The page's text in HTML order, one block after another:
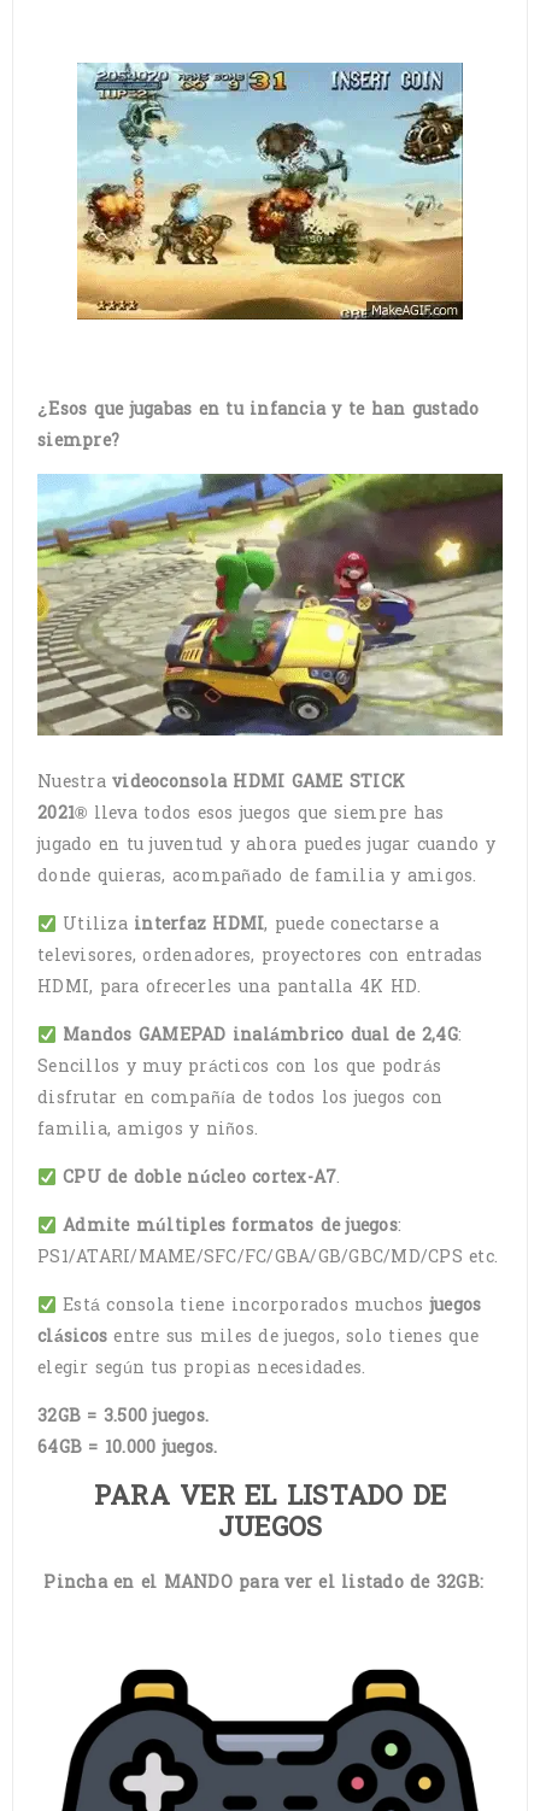
¿Esos que jugabas en tu infancia y te han gustado
siempre?
Nuestra videoconsola HDMI GAME STICK
2021® lleva todos esos juegos que siempre has
jugado en tu juventud y ahora puedes jugar cuando y
donde quieras, acompañado de familia y amigos.
Utiliza interfaz HDMI, puede conectarse a
televisores, ordenadores, proyectores con entradas
HDMI, para ofrecerles una pantalla 4K HD.
Mandos GAMEPAD inalámbrico dual de 2,4G:
Sencillos y muy prácticos con los que podrás
disfrutar en compañía de todos los juegos con
familia, amigos y niños.
CPU de doble núcleo cortex-A7.
Admite múltiples formatos de juegos:
PS1/ATARI/MAME/SFC/FC/GBA/GB/GBC/MD/CPS etc.
Está consola tiene incorporados muchos juegos
clásicos entre sus miles de juegos, solo tienes que
elegir según tus propias necesidades.
32GB = 3.500 juegos.
64GB = 10.000 juegos.
PARA VER EL LISTADO DE
JUEGOS
Pincha en el MANDO para ver el listado de 32GB: